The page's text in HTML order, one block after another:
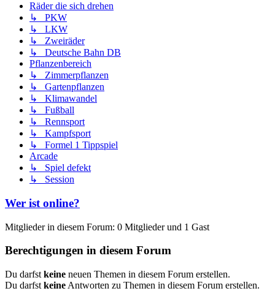
Räder die sich drehen
↳ PKW
↳ LKW
↳ Zweiräder
↳ Deutsche Bahn DB
Pflanzenbereich
↳ Zimmerpflanzen
↳ Gartenpflanzen
↳ Klimawandel
↳ Fußball
↳ Rennsport
↳ Kampfsport
↳ Formel 1 Tippspiel
Arcade
↳ Spiel defekt
↳ Session
Wer ist online?
Mitglieder in diesem Forum: 0 Mitglieder und 1 Gast
Berechtigungen in diesem Forum
Du darfst keine neuen Themen in diesem Forum erstellen.
Du darfst keine Antworten zu Themen in diesem Forum erstellen.